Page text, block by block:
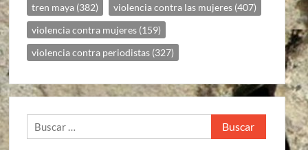
tren maya (382) violencia contra las mujeres (407)
violencia contra mujeres (159)
violencia contra periodistas (327)
Buscar: